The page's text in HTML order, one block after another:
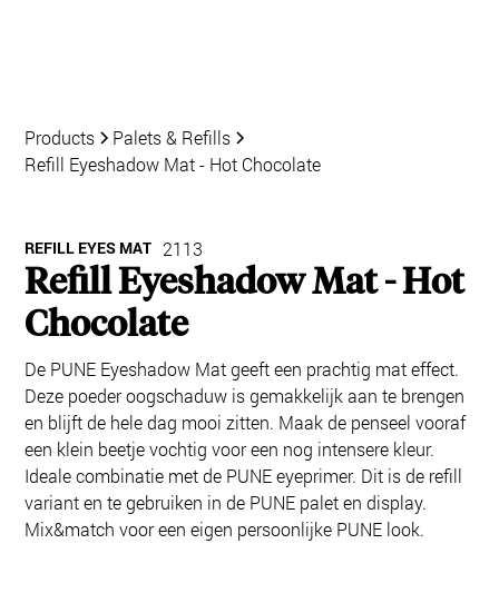
Products
Palets & Refills
Refill Eyeshadow Mat - Hot Chocolate
REFILL EYES MAT 2113
Refill Eyeshadow Mat - Hot
Chocolate
De PUNE Eyeshadow Mat geeft een prachtig mat effect.
Deze poeder oogschaduw is gemakkelijk aan te brengen
en blijft de hele dag mooi zitten. Maak de penseel vooraf
een klein beetje vochtig voor een nog intensere kleur.
Ideale combinatie met de PUNE eyeprimer. Dit is de refill
variant en te gebruiken in de PUNE palet en display.
Mix&match voor een eigen persoonlijke PUNE look.